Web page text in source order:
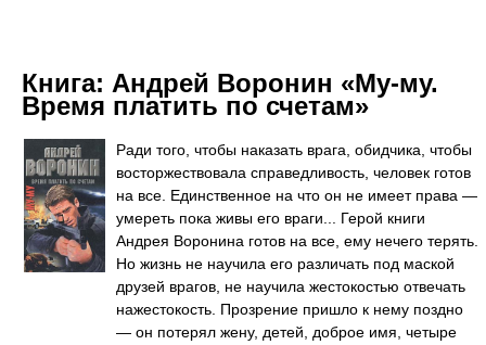
Книга: Андрей Воронин «Му-му.
Время платить по счетам»
Ради того, чтобы наказать врага, обидчика, чтобы
восторжествовала справедливость, человек готов
на все. Единственное на что он не имеет права —
умереть пока живы его враги... Герой книги
Андрея Воронина готов на все, ему нечего терять.
Но жизнь не научила его различать под маской
друзей врагов, не научила жестокостью отвечать
нажестокость. Прозрение пришло к нему поздно
— он потерял жену, детей, доброе имя, четыре